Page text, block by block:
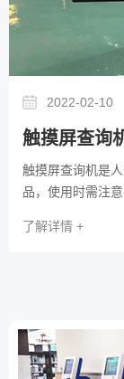
2022-02-10
触摸屏查询
触摸屏查询机是
品，使用时需注意
了解详情 +